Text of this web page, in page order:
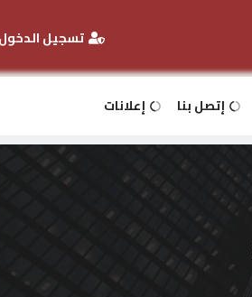
تسجيل الدخول
إتصل بنا إعلانات